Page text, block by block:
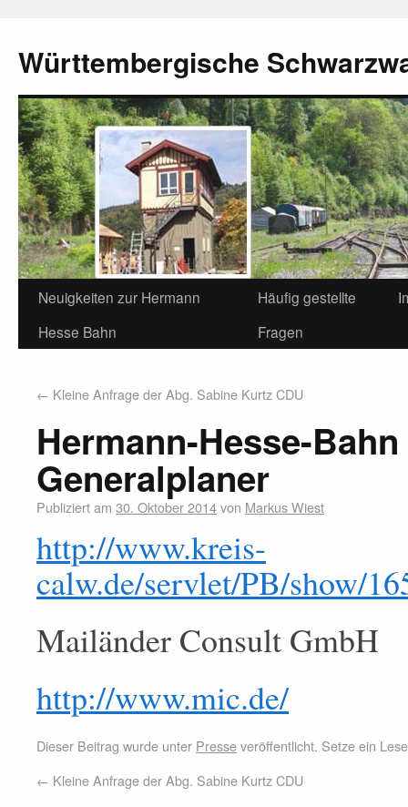
Württembergische
Neuigkeiten zur Hermann
Hesse Bahn
Häufig gestellte
Fragen
← Kleine Anfrage der Abg. Sabine Kurtz CDU
Hermann-Hesse-
Generalplaner
Publiziert am 30. Oktober 2014von Markus Wiest
http://www.kreis-
calw.de/servlet/PB/show/
Mailänder Consult GmbH
http://www.mic.de/
Dieser Beitrag wurde unter Presseveröffentlicht. Setze ein
← Kleine Anfrage der Abg. Sabine Kurtz CDU